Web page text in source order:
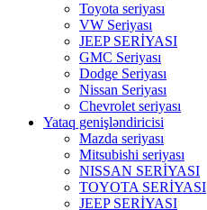
Toyota seriyası
VW Seriyası
JEEP SERİYASI
GMC Seriyası
Dodge Seriyası
Nissan Seriyası
Chevrolet seriyası
Yataq genişləndiricisi
Mazda seriyası
Mitsubishi seriyası
NISSAN SERİYASI
TOYOTA SERİYASI
JEEP SERİYASI